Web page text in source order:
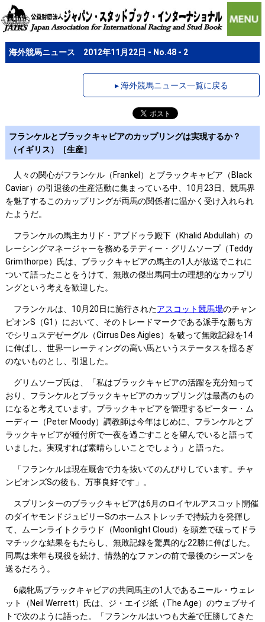
海外競馬ニュース 2012年11月22日 - No.48 - 2
▸ 海外競馬ニュース一覧に戻る
フランケルとブラックキャビアのカップリングは実現するか？
（イギリス）［生産］
人々の関心がフランケル（Frankel）とブラックキャビア（Black
Caviar）の引退後の生産活動に集まっている中、10月23日、競馬界
を魅了するこのカップリングが両馬の関係者に温かく受け入れられ
たようだ。
フランケルの馬主カリド・アブドゥラ殿下（Khalid Abdullah）の
レーシングマネージャーを務めるテディー・グリムソープ（Teddy
Grimthorpe）氏は、ブラックキャビアの馬主の1人が放送でこれに
ついて語ったことをうけて、無敗の傑出馬同士の理想的なカップリ
ングという考えを歓迎した。
フランケルは、10月20日に施行されたアスコット競馬場のチャン
ピオンS（G1）において、そのトレードマークである派手な勝ち方
でシリュスデゼーグル（Cirrus Des Aigles）を破って無敗記録を14
に伸ばし、世界一レーティングの高い馬というステータスを揺るぎ
のないものとし、引退した。
グリムソープ氏は、「私はブラックキャビアの活躍を充分知って
おり、フランケルとブラックキャビアのカップリングは最高のもの
になると考えています。ブラックキャビアを管理するピーター・ム
ーディー（Peter Moody）調教師は今年はじめに、フランケルとブ
ラックキャビアが種付所で一夜を過ごすことを望んでいると語って
いました。実現すれば素晴らしいことでしょう」と語った。
「フランケルは現在厩舎で力を抜いてのんびりしています。チャ
ンピオンズSの後も、万事良好です」。
スプリンターのブラックキャビアは6月のロイヤルアスコット開催
のダイヤモンドジュビリーSのホームストレッチで持続力を発揮し
て、ムーンライトクラウド（Moonlight Cloud）を頭差で破ってドラ
マチックな結果をもたらし、無敗記録を驚異的な22勝に伸ばした。
同馬は来年も現役を続け、情熱的なファンの前で最後のシーズンを
送るだろう。
6歳牝馬ブラックキャビアの共同馬主の1人であるニール・ウェレ
ット（Neil Werrett）氏は、ジ・エイジ紙（The Age）のウェブサイ
トで次のように語った。「フランケルはいつも大差で圧勝してきた